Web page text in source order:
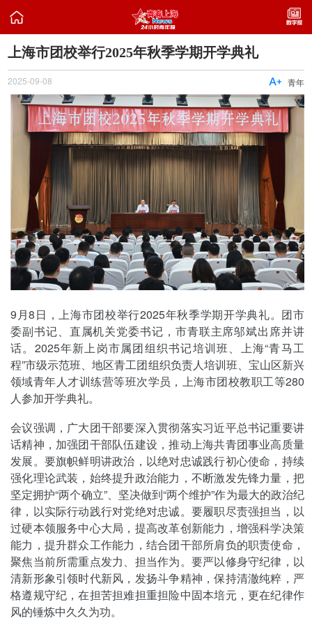

上海市团校举行2025年秋季学期开学典礼
2025-09-08 青年

9月8日，上海市团校举行2025年秋季学期开学典礼。团市
委副书记、直属机关党委书记，市青联主席邬斌出席并讲
话。2025年新上岗市属团组织书记培训班、上海“青马工
程”市级示范班、地区青工团组织负责人培训班、宝山区新兴
领域青年人才训练营等班次学员，上海市团校教职工等280
人参加开学典礼。
会议强调，广大团干部要深入贯彻落实习近平总书记重要讲
话精神，加强团干部队伍建设，推动上海共青团事业高质量
发展。要旗帜鲜明讲政治，以绝对忠诚践行初心使命，持续
强化理论武装，始终提升政治能力，不断激发先锋力量，把
坚定拥护“两个确立”、坚决做到“两个维护”作为最大的政治纪
律，以实际行动践行对党绝对忠诚。要履职尽责强担当，以
过硬本领服务中心大局，提高改革创新能力，增强科学决策
能力，提升群众工作能力，结合团干部所肩负的职责使命，
聚焦当前所需重点发力、担当作为。要严以修身守纪律，以
清新形象引领时代新风，发扬斗争精神，保持清澈纯粹，严
格遵规守纪，在担苦担难担重担险中固本培元，更在纪律作
风的锤炼中久久为功。